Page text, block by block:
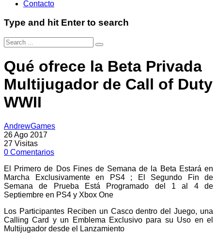
Contacto
Type and hit Enter to search
Qué ofrece la Beta Privada
Multijugador de Call of Duty
WWII
AndrewGames
26 Ago 2017
27 Visitas
0 Comentarios
El Primero de Dos Fines de Semana de la Beta Estará en
Marcha Exclusivamente en PS4 ; El Segundo Fin de
Semana de Prueba Está Programado del 1 al 4 de
Septiembre en PS4 y Xbox One
Los Participantes Reciben un Casco dentro del Juego, una
Calling Card y un Emblema Exclusivo para su Uso en el
Multijugador desde el Lanzamiento